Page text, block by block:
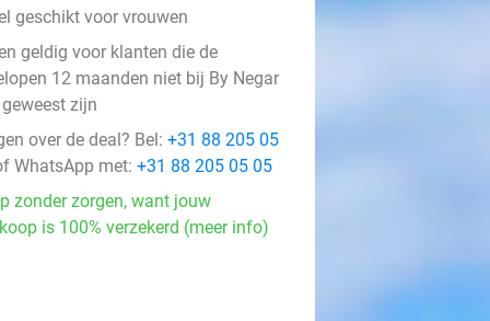
geschikt voor vrouwen
geldig voor klanten die de
12 maanden niet bij By Negar
zijn
over de deal? Bel: +31 88 205 05
WhatsApp met: +31 88 205 05 05
zonder zorgen, want jouw
is 100% verzekerd (meer info)